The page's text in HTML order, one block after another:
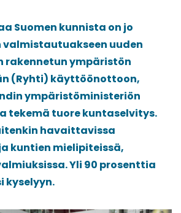
Suomen kunnista on jo
uuden
rakennetun ympäristön
(Ryhti) käyttöönottoon,
ympäristöministeriön
tekemä tuore kuntaselvitys.
havaittavissa
kuntien mielipiteissä,
Yli 90 prosenttia
kyselyyn.